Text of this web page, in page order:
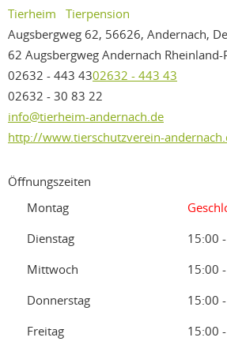
Tierheim
Tierpension
Augsbergweg 62, 56626, Andernach,
62 Augsbergweg Andernach Rheinland-
02632 - 443 4302632 - 443 43
02632 - 30 83 22
info@tierheim-andernach.de
http://www.tierschutzverein-
Öffnungszeiten
Montag
Dienstag
15:00
Mittwoch
15:00
Donnerstag
15:00
Freitag
15:00